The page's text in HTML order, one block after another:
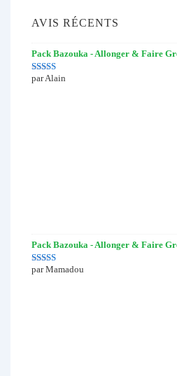
AVIS RÉCENTS
Pack Bazouka - Allonger & Faire
Note5sur 5
par Alain
Pack Bazouka - Allonger & Faire
Note5sur 5
par Mamadou